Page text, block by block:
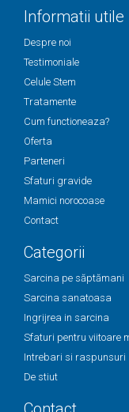
Informatii utile
Despre noi
Testimoniale
Celule Stem
Tratamente
Cum functioneaza?
Oferta
Parteneri
Sfaturi gravide
Mamici norocoase
Contact
Categorii
Sarcina pe săptămani
Sarcina sanatoasa
Ingrijrea in sarcina
Sfaturi pentru viitoare
Intrebari si raspunsuri
De stiut